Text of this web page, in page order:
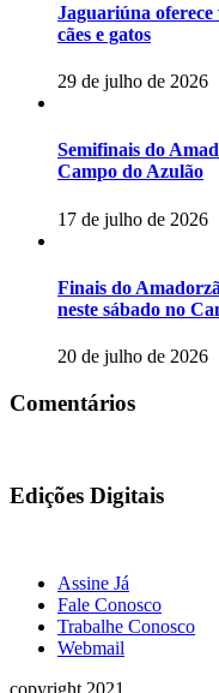
Jaguariúna
cães e gatos
29 de julho de 2026
Semifinais do
Campo do Azulão
17 de julho de 2026
Finais do
neste sábado no
20 de julho de 2026
Comentários
Edições Digitais
Assine Já
Fale Conosco
Trabalhe Conosco
Webmail
copyright 2021